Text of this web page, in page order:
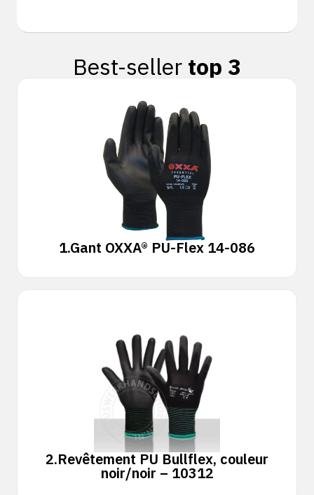
Best-seller top 3
1.Gant OXXA® PU-Flex 14-086
2.Revêtement PU Bullflex, couleur
noir/noir – 10312